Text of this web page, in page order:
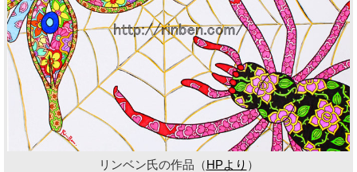
リンベン氏の作品（HPより ）